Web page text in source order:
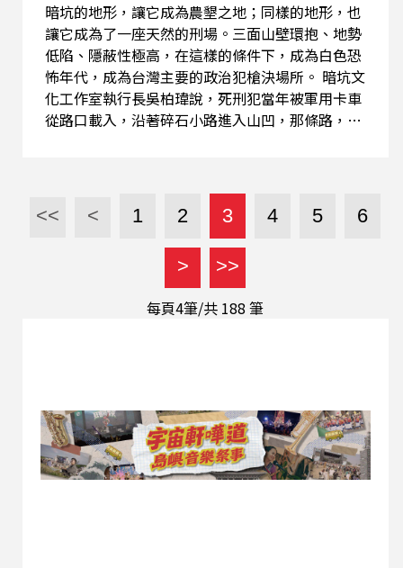
暗坑的地形，讓它成為農墾之地；同樣的地形，也
讓它成為了一座天然的刑場。三面山壁環抱、地勢
低陷、隱蔽性極高，在這樣的條件下，成為白色恐
怖年代，成為台灣主要的政治犯槍決場所。 暗坑文
化工作室執行長吳柏瑋說，死刑犯當年被軍用卡車
從路口載入，沿著碎石小路進入山凹，那條路，在
根據官方檔案，鄒族菁英高一生、泰源事件的江炳
興與鄭金河、推動台灣獨立運動的陳智雄等人，都
在這裡走完生命最後一步。吳柏瑋指出，這些受難
者的名字屬於台灣歷史；但對暗坑居民來說，那些
槍聲，是他們從小就壓在心底、不敢言說的集體記
憶。長輩不提，孩子不問，「刑場」兩個字，成為
準，優先考量的是「產權屬公有者」，私有土地上
的歷史現場往往被排除在外；而一旦遺址獲指定，
周邊居民的財產使用與開發權利如何保障，目前幾
<< < 1 2 3 4 5 6
> >>
每頁4筆/共 188 筆